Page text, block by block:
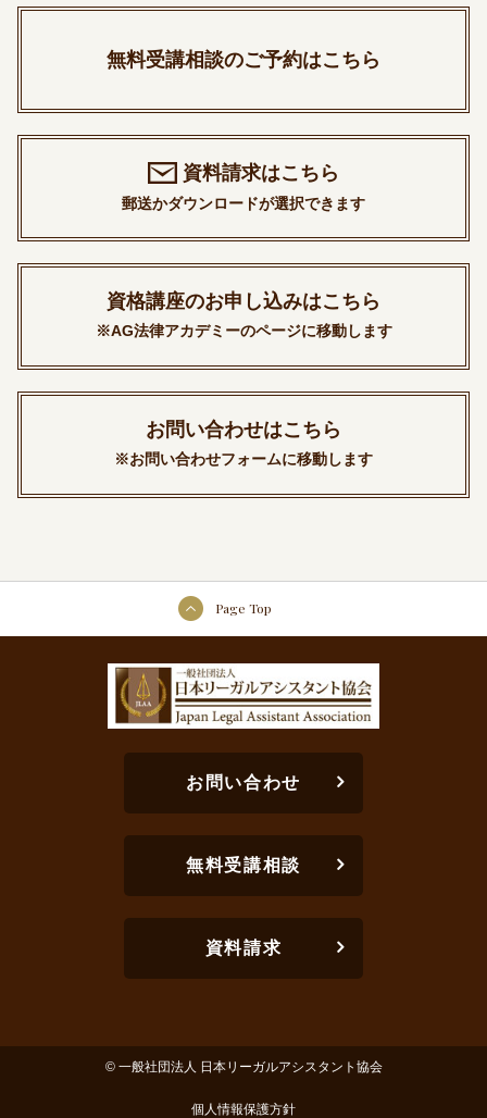
無料受講相談のご予約はこちら
資料請求はこちら
郵送かダウンロードが選択できます
資格講座のお申し込みはこちら
※AG法律アカデミーのページに移動します
お問い合わせはこちら
※お問い合わせフォームに移動します
Page Top
お問い合わせ
無料受講相談
資料請求
© 一般社団法人 日本リーガルアシスタント協会
個人情報保護方針